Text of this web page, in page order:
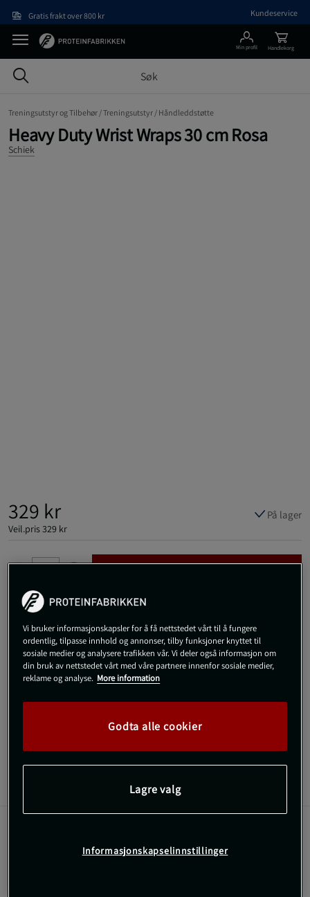
Gratis frakt over 800 kr Kundeservice
Min profil Handlekorg
Treningsutstyr og Tilbehør /Treningsutstyr / Håndleddstøtte
Heavy Duty Wrist Wraps 30 cm Rosa
Schiek
329 kr
Veil.pris329 kr
På lager
Gratis frakt over 800 kr
SKU #1088-70| EAN635522112308
12 Inch Heavy Duty Wrist Wraps – 30 cm lange håndleddstøtter
fra Schiek som gir ekstra støtte til håndleddet
Anmeldelser
fra Schiek som gir ekstra støtte til håndleddet.
Vi bruker informasjonskapsler for å få nettstedet vårt til å fungere
ordentlig, tilpasse innhold og annonser, tilby funksjoner knyttet til
sosiale medier og analysere trafikken vår. Vi deler også informasjon om
din bruk av nettstedet vårt med våre partnere innenfor sosiale medier,
reklame og analyse. More information
Godta alle cookier
Lagre valg
Informasjonskapselinnstillinger